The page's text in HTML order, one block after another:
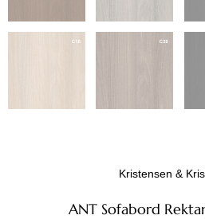
Kristensen &
ANT Sofabord